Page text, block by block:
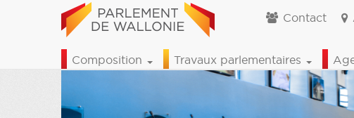
Contact
Composition Travaux parlementaires